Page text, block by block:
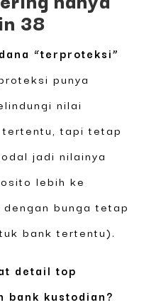
38
“terproteksi”
punya
nilai
tapi tetap
jadi nilainya
lebih ke
bunga tetap
bank tertentu).
detail top
bank kustodian?